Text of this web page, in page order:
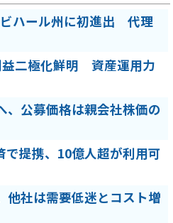
ハール州に初進出 代理
二極化鮮明 資産運用力
、公募価格は親会社株価の
で提携、10億人超が利用可
他社は需要低迷とコスト増